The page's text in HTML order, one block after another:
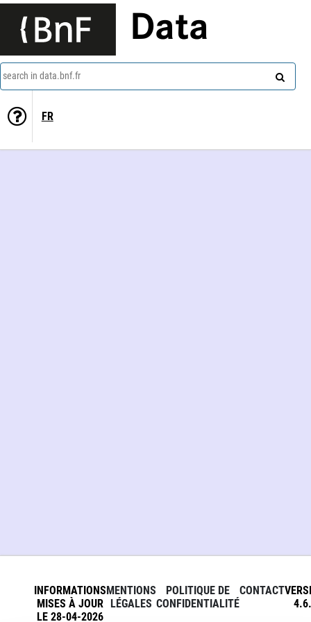
Data
search in data.bnf.fr
FR
INFORMATIONS
MISES À JOUR
LE 28-04-2026
MENTIONS
LÉGALES
POLITIQUE DE
CONFIDENTIALITÉ
CONTACT